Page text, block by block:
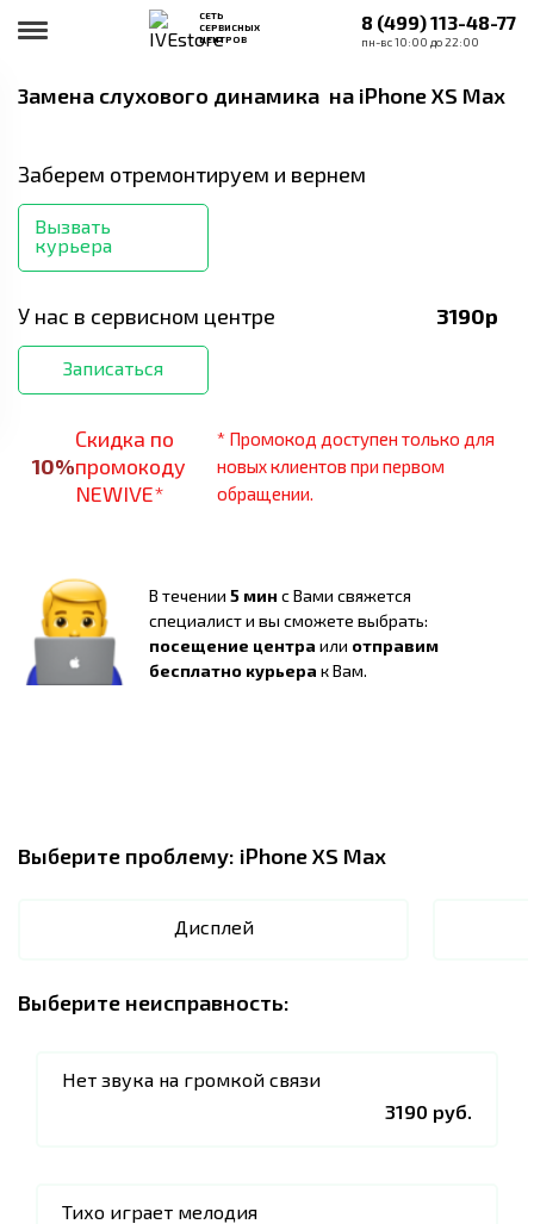
СЕТЬ
СЕРВИСНЫХ
ЦЕНТРОВ
8 (499) 113-48-77
пн-вс 10:00 до 22:00
Замена слухового динамика на iPhone XS Max
Заберем отремонтируем и вернем
Вызвать
курьера
У нас в сервисном центре 3190р
Записаться
10%
Скидка по
промокоду
NEWIVE*
* Промокод доступен только для
новых клиентов при первом
обращении.
В течении 5 мин с Вами свяжется
специалист и вы сможете выбрать:
посещение центра или отправим
бесплатно курьера к Вам.
Выберите проблему: iPhone XS Max
Дисплей
Выберите неисправность:
Нет звука на громкой связи
3190 руб.
Тихо играет мелодия